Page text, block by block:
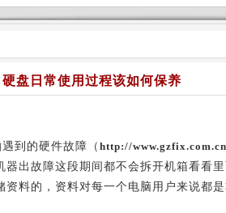
硬盘日常使用过程该如何保养
到的硬件故障（http://
出故障这段期间都不会拆开机箱看看
料的，资料对每一个电脑用户来说都